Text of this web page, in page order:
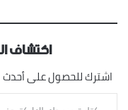
اكتشاف
اشترك للحصول على أحدث
كتابة بريدك الإلكتروني...